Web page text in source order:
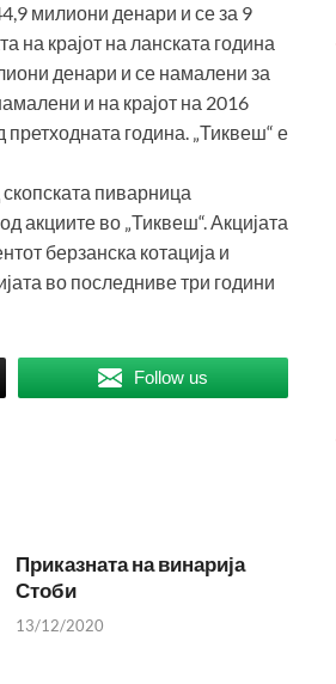
милиони денари и се за 9
на крајот на ланската година
денари и се намалени за
и на крајот на 2016
година. „Тиквеш“ е
пиварница
акциите во „Тиквеш“. Акцијата
берзанска котација и
во последниве три години
Follow us
Приказната на винарија
Стоби
13/12/2020